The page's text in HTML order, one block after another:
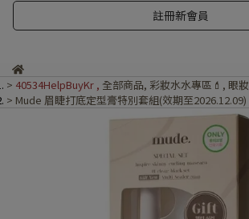
註冊新會員
40534HelpBuyKr , 全部商品, 彩妝水水專區💄 , 眼妝
Mude 眉睫打底定型膏特別套組(效期至2026.12.09)